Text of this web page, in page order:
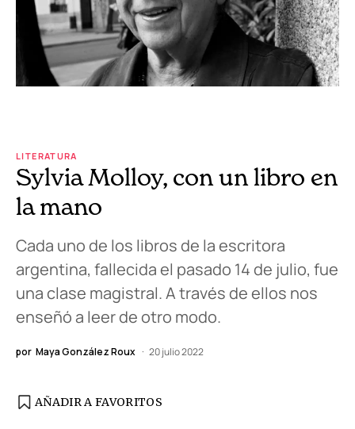
LITERATURA
Sylvia Molloy, con un libro en
la mano
Cada uno de los libros de la escritora
argentina, fallecida el pasado 14 de julio, fue
una clase magistral. A través de ellos nos
enseñó a leer de otro modo.
por Maya González Roux 20 julio 2022
AÑADIR A FAVORITOS